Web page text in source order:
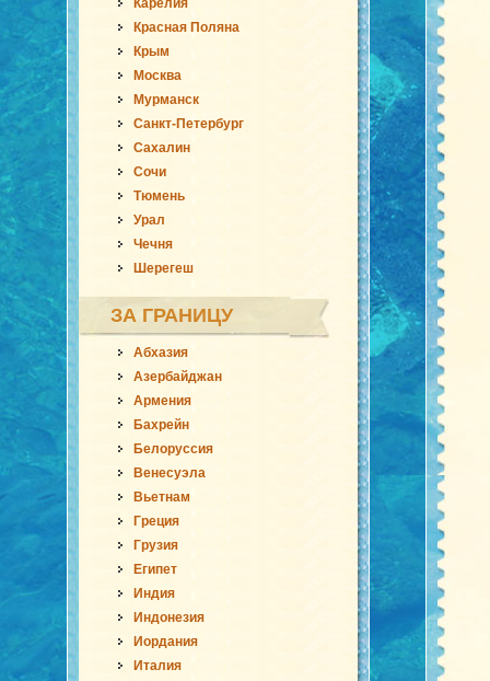
Карелия
Красная Поляна
Крым
Москва
Мурманск
Санкт-Петербург
Сахалин
Сочи
Тюмень
Урал
Чечня
Шерегеш
ЗА ГРАНИЦУ
Абхазия
Азербайджан
Армения
Бахрейн
Белоруссия
Венесуэла
Вьетнам
Греция
Грузия
Египет
Индия
Индонезия
Иордания
Италия